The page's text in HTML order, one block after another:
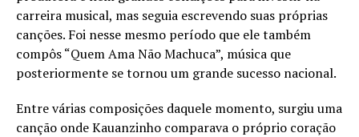
carreira musical, mas seguia escrevendo suas próprias
canções. Foi nesse mesmo período que ele também
compôs “Quem Ama Não Machuca”, música que
posteriormente se tornou um grande sucesso nacional.
Entre várias composições daquele momento, surgiu uma
canção onde Kauanzinho comparava o próprio coração